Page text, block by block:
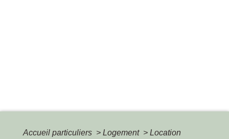
Accueil particuliers > Logement > Location